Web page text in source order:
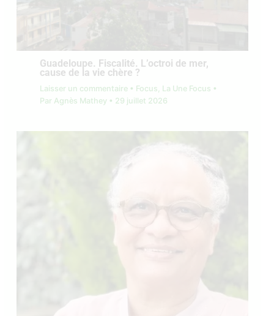
Guadeloupe. Fiscalité. L’octroi de mer,
cause de la vie chère ?
Laisser un commentaire • Focus, La Une Focus •
Par Agnès Mathey • 29 juillet 2026